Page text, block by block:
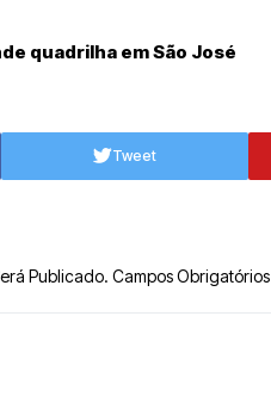
quadrilha em São José
Tweet
Publicado. Campos